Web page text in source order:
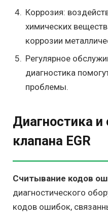
Коррозия:
химических
коррозии
Регулярное
диагностика
проблемы.
Диагностика
клапана EGR
Считывание кодов
диагностического
кодов ошибок,